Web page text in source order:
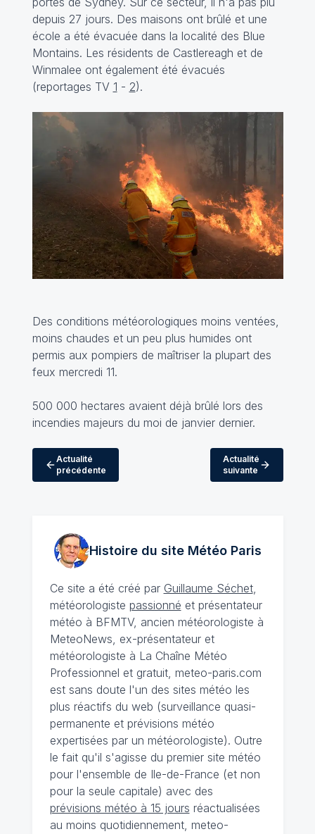
depuis 27 jours. Des maisons ont brûlé et une
école a été évacuée dans la localité des Blue
Montains. Les résidents de Castlereagh et de
Winmalee ont également été évacués
(reportages TV 1 - 2).
Des conditions météorologiques moins ventées,
moins chaudes et un peu plus humides ont
permis aux pompiers de maîtriser la plupart des
feux mercredi 11.
500 000 hectares avaient déjà brûlé lors des
incendies majeurs du moi de janvier dernier.
Actualité
précédente
Actualité
suivante
Histoire du site MétéoParis
Ce site a été créé par Guillaume Séchet,
météorologiste passionné et présentateur
météo à BFMTV, ancien météorologiste à
MeteoNews, ex-présentateur et
météorologiste à La Chaîne Météo
Professionnel et gratuit, meteo-paris.com
est sans doute l'un des sites météo les
plus réactifs du web (surveillance quasi-
permanente et prévisions météo
expertisées par un météorologiste). Outre
le fait qu'il s'agisse du premier site météo
pour l'ensemble de Ile-de-France (et non
pour la seule capitale) avec des
prévisions météo à 15 jours réactualisées
au moins quotidiennement, meteo-